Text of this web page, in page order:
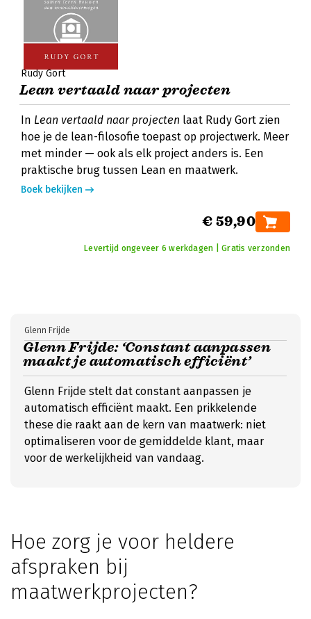
Rudy Gort
Lean vertaald naar projecten
In Lean vertaald naar projecten laat Rudy Gort zien
hoe je de lean-filosofie toepast op projectwerk. Meer
met minder — ook als elk project anders is. Een
praktische brug tussen Lean en maatwerk.
Boek bekijken
€ 59,90
Levertijd ongeveer 6 werkdagen | Gratis verzonden
Glenn Frijde: ‘Constant aanpassen
maakt je automatisch efficiënt’
Glenn Frijde
Glenn Frijde stelt dat constant aanpassen je
automatisch efficiënt maakt. Een prikkelende
these die raakt aan de kern van maatwerk: niet
optimaliseren voor de gemiddelde klant, maar
voor de werkelijkheid van vandaag.
Hoe zorg je voor heldere
afspraken bij
maatwerkprojecten?